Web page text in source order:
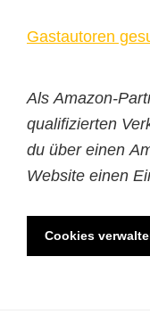
Gastautoren
Als Amazon-
qualifizierten
du über einen
Website einen
Cookies